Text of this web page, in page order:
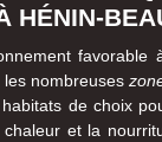
HÉNIN-
favorable
les nombreuses
de choix
et la